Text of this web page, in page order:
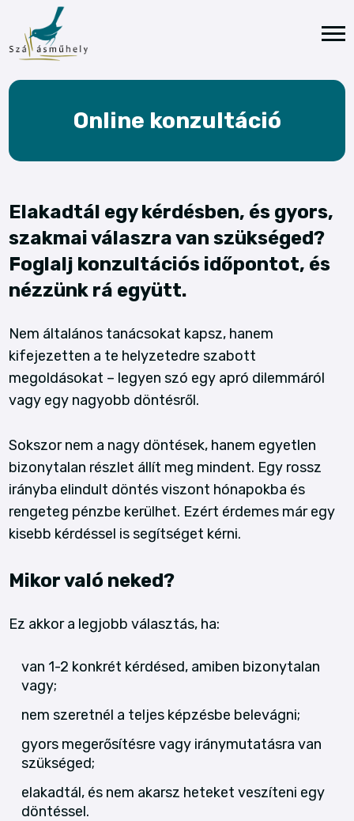
Online konzultáció
Elakadtál egy kérdésben, és gyors,
szakmai válaszra van szükséged?
Foglalj konzultációs időpontot, és
nézzünk rá együtt.
Nem általános tanácsokat kapsz, hanem
kifejezetten a te helyzetedre szabott
megoldásokat – legyen szó egy apró dilemmáról
vagy egy nagyobb döntésről.
Sokszor nem a nagy döntések, hanem egyetlen
bizonytalan részlet állít meg mindent. Egy rossz
irányba elindult döntés viszont hónapokba és
rengeteg pénzbe kerülhet. Ezért érdemes már egy
kisebb kérdéssel is segítséget kérni.
Mikor való neked?
Ez akkor a legjobb választás, ha:
van 1-2 konkrét kérdésed, amiben bizonytalan
vagy;
nem szeretnél a teljes képzésbe belevágni;
gyors megerősítésre vagy iránymutatásra van
szükséged;
elakadtál, és nem akarsz heteket veszíteni egy
döntéssel.